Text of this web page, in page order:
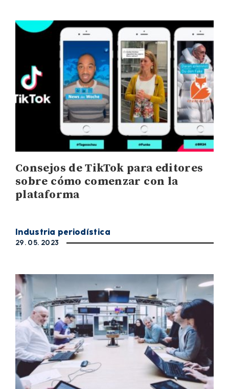
Consejos de TikTok para editores
sobre cómo comenzar con la
plataforma
Industria periodística
29. 05. 2023